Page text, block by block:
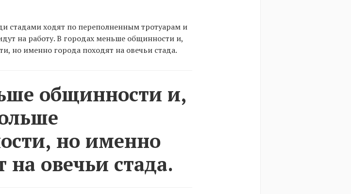
стадами ходят по переполненным тротуарам и
на работу. В городах меньше общинности и,
но именно города походят на овечьи стада.
общинности и,
но именно
на овечьи стада.